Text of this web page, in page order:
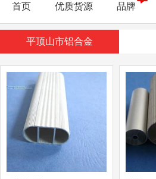
首页 优质货源 品牌
平顶山市铝合金